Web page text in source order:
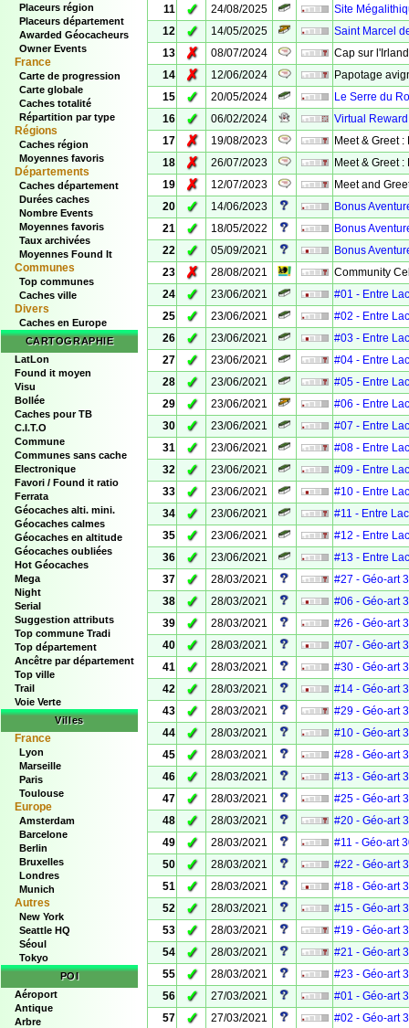
Placeurs région
Placeurs département
Awarded Géocacheurs
Owner Events
France
Carte de progression
Carte globale
Caches totalité
Répartition par type
Régions
Caches région
Moyennes favoris
Départements
Caches département
Durées caches
Nombre Events
Moyennes favoris
Taux archivées
Moyennes Found It
Communes
Top communes
Caches ville
Divers
Caches en Europe
CARTOGRAPHIE
LatLon
Found it moyen
Visu
Bollée
Caches pour TB
C.I.T.O
Commune
Communes sans cache
Electronique
Favori / Found it ratio
Ferrata
Géocaches alti. mini.
Géocaches calmes
Géocaches en altitude
Géocaches oubliées
Hot Géocaches
Mega
Night
Serial
Suggestion attributs
Top commune Tradi
Top département
Ancêtre par département
Top ville
Trail
Voie Verte
Villes
France
Lyon
Marseille
Paris
Toulouse
Europe
Amsterdam
Barcelone
Berlin
Bruxelles
Londres
Munich
Autres
New York
Seattle HQ
Séoul
Tokyo
POI
Aéroport
Antique
Arbre
11
✓ 24/08/2025
Site
12
✓ 14/05/2025
Saint Marcel
13
✗ 08/07/2024
Cap sur
14
✗ 12/06/2024
Papotage
15
✓ 20/05/2024
Le Serre du
16
✓ 06/02/2024
Virtual
17
✗ 19/08/2023
Meet & Greet
18
✗ 26/07/2023
Meet & Greet
19
✗ 12/07/2023
Meet and
20
✓ 14/06/2023
Bonus
21
✓ 18/05/2022
Bonus
22
✓ 05/09/2021
Bonus
23
✗ 28/08/2021
Community
24
✓ 23/06/2021
#01 - Entre
25
✓ 23/06/2021
#02 - Entre
26
✓ 23/06/2021
#03 - Entre
27
✓ 23/06/2021
#04 - Entre
28
✓ 23/06/2021
#05 - Entre
29
✓ 23/06/2021
#06 - Entre
30
✓ 23/06/2021
#07 - Entre
31
✓ 23/06/2021
#08 - Entre
32
✓ 23/06/2021
#09 - Entre
33
✓ 23/06/2021
#10 - Entre
34
✓ 23/06/2021
#11 - Entre
35
✓ 23/06/2021
#12 - Entre
36
✓ 23/06/2021
#13 - Entre
37
✓ 28/03/2021
#27 - Géo-art
38
✓ 28/03/2021
#06 - Géo-art
39
✓ 28/03/2021
#26 - Géo-art
40
✓ 28/03/2021
#07 - Géo-art
41
✓ 28/03/2021
#30 - Géo-art
42
✓ 28/03/2021
#14 - Géo-art
43
✓ 28/03/2021
#29 - Géo-art
44
✓ 28/03/2021
#10 - Géo-art
45
✓ 28/03/2021
#28 - Géo-art
46
✓ 28/03/2021
#13 - Géo-art
47
✓ 28/03/2021
#25 - Géo-art
48
✓ 28/03/2021
#20 - Géo-art
49
✓ 28/03/2021
#11 - Géo-art
50
✓ 28/03/2021
#22 - Géo-art
51
✓ 28/03/2021
#18 - Géo-art
52
✓ 28/03/2021
#15 - Géo-art
53
✓ 28/03/2021
#19 - Géo-art
54
✓ 28/03/2021
#21 - Géo-art
55
✓ 28/03/2021
#23 - Géo-art
56
✓ 27/03/2021
#01 - Géo-art
57
✓ 27/03/2021
#02 - Géo-art